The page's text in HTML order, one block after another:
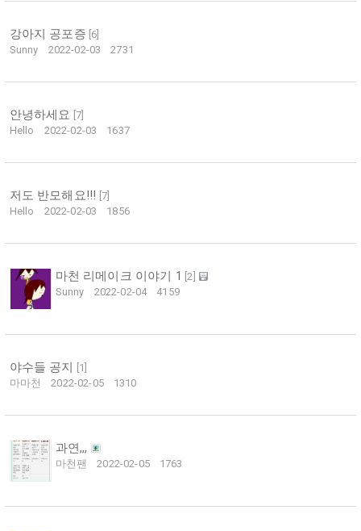
강아지 공포증 6
Sunny
2022-02-03 2731
안녕하세요 7
Hello
2022-02-03 1637
저도 반모해요!!! 7]
Hello
2022-02-03 1856
마천 리메이크 이야기 1 [2
Sunny
2022-02-04 4159
야수들 공지 1
마마천
2022-02-05 1310
과연,,,
마천팬 2022-02-05 1763